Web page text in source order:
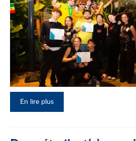
En lire plus